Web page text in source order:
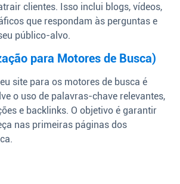
clientes. Isso inclui blogs, vídeos,
que respondam às perguntas e
público-alvo.
para Motores de Busca)
site para os motores de busca é
o uso de palavras-chave relevantes,
e backlinks. O objetivo é garantir
nas primeiras páginas dos